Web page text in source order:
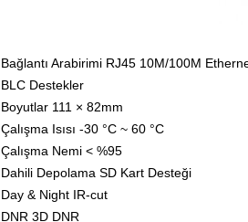
Bağlantı Arabirimi RJ45 10M/100M
BLC Destekler
Boyutlar 111 × 82mm
Çalışma Isısı -30 °C ~ 60 °C
Çalışma Nemi < %95
Dahili Depolama SD Kart Desteği
Day & Night IR-cut
DNR 3D DNR